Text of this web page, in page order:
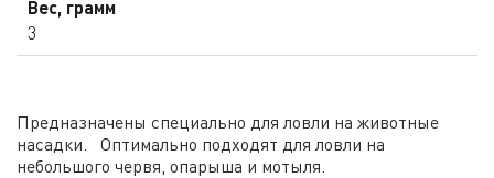
Вес, грамм
3
Предназначены специально для ловли на животные
насадки. Оптимально подходят для ловли на
небольшого червя, опарыша и мотыля.